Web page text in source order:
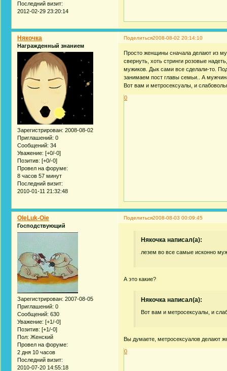
Последний визит:
2012-02-29 23:20:14
Поделиться2008-08-02 20:14:10
Някочка
Награжденный знанием
Зарегистрирован: 2008-08-02
Приглашений: 0
Сообщений: 34
Уважение: [+0/-0]
Позитив: [+0/-0]
Провел на форуме:
8 часов 57 минут
Последний визит:
2010-01-11 21:32:48
Просто женщины сначала делают из
свернуть, хоть стринги розовые
мужиков. Дык сами все сделали-то.
занимаем пост главы семьи.. А
Вот вам и метросексуалы, и
0
Поделиться2008-08-03 00:09:45
OleLuk-Oie
Господствующий
Зарегистрирован: 2007-08-05
Приглашений: 0
Сообщений: 630
Уважение: [+1/-0]
Позитив: [+1/-0]
Пол: Женский
Провел на форуме:
2 дня 10 часов
Последний визит:
2010-07-20 14:55:18
Някочка написал(а):
лезем во все самые исконно
А это какие?
Някочка написал(а):
Вот вам и метросексуалы, и
Вы думаете, метросексуалов делают
0